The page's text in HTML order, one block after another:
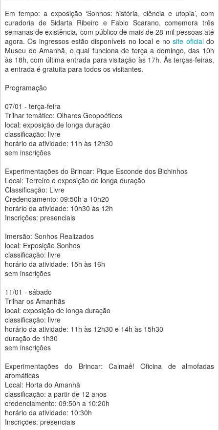
Em tempo: a exposição ‘Sonhos: história, ciência e utopia’, com
curadoria de Sidarta Ribeiro e Fabio Scarano, comemora três
semanas de existência, com público de mais de 28 mil pessoas até
agora. Os ingressos estão disponíveis no local e nosite oficialdo
Museu do Amanhã, o qual funciona de terça a domingo, das 10h
às 18h, com última entrada para visitação às 17h. Às terças-feiras,
a entrada é gratuita para todos os visitantes.
Programação
07/01 - terça-feira
Trilhar temático: Olhares Geopoéticos
local: exposição de longa duração
classificação: livre
horário da atividade: 11h às 12h30
sem inscrições
Experimentações do Brincar: Pique Esconde dos Bichinhos
Local: Terreiro e exposição de longa duração
Classificação: Livre
Credenciamento: 09:50h a 10h20
horário da atividade: 10h30 às 12h
Inscrições: presenciais
Imersão: Sonhos Realizados
local: Exposição Sonhos
classificação: livre
horário da atividade: 15h às 16h
sem inscrições
11/01 - sábado
Trilhar os Amanhãs
local: exposição de longa duração
classificação: livre
horário da atividade: 11h às 12h30 e 14h às 15h30
duração de 1h30
sem inscrições
Experimentações do Brincar: Calmaê! Oficina de almofadas
aromáticas
Local: Horta do Amanhã
classificação: a partir de 12 anos
credenciamento: 09:50h a 10:20h
horário da atividade: 10:30h
Inscrições: presenciais